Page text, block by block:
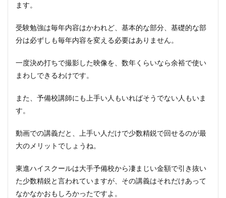
ます。
受験勉強は毎年内容はかわれど、基本的な部分、基礎的な部
分は必ずしも毎年内容を変える必要はありません。
一度決め打ちで撮影した映像を、数年くらいなら余裕で使い
まわしできるわけです。
また、予備校講師にも上手い人もいればそうでない人もいま
す。
動画での講義だと、上手い人だけで少数精鋭で回せるのが最
大のメリットでしょうね。
東進ハイスクールは大手予備校から凄まじい金額で引き抜い
た少数精鋭と言われていますが、その講義はそれだけあって
なかなかおもしろかったですよ。